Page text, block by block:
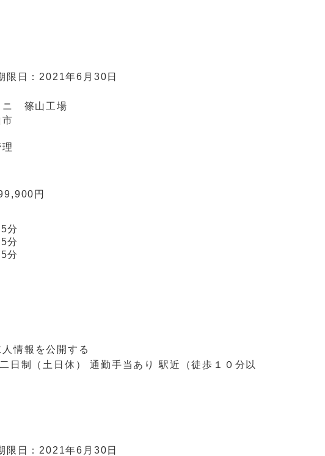
限日： 2021年6月30日
ニ 篠山工場
円
分
分
分
情報を公開する
日制（土日休） 通勤手当あり
駅近（徒歩１０分以
限日： 2021年6月30日